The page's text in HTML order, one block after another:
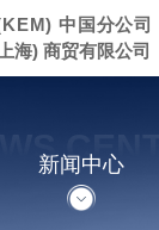
中国分公司
海) 商贸有限公司
新闻中心